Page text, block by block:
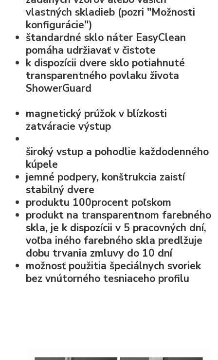
vlastných skladieb (pozri "Možnosti
konfigurácie")
štandardnésklo náter EasyClean
pomáha udržiavať v čistote
k dispozícii dvere sklo potiahnuté
transparentného povlaku života
ShowerGuard
magnetický prúžok v blízkosti
zatváracie výstup
široký vstup a pohodlie každodenného
kúpele
jemné podpery, konštrukcia zaistí
stabilný dvere
produktu 100procent poľskom
produkt na transparentnom farebného
skla, je k dispozícii v 5 pracovných dní,
voľba iného farebného skla predlžuje
dobu trvania zmluvy do 10 dní
možnosť použitia špeciálnych svoriek
bez vnútorného tesniaceho profilu